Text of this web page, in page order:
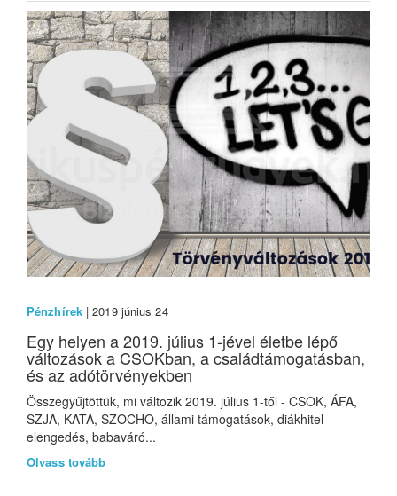
Pénzhírek| 2019 június 24
Egy helyen a 2019. július 1-jével életbe lépő
változások a CSOKban, a családtámogatásban,
és az adótörvényekben
Összegyűjtöttük, mi változik 2019. július 1-től - CSOK, ÁFA,
SZJA, KATA, SZOCHO, állami támogatások, diákhitel
elengedés, babaváró...
Olvass tovább